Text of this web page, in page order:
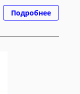
Подробнее